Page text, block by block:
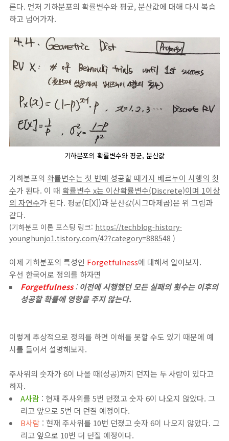
른다. 먼저 기하분포의 확률변수와 평균, 분산값에 대해 다시 복습
하고 넘어가자.
기하분포의 확률변수와 평균, 분산값
기하분포의 확률변수는 첫 번째 성공할 때가지 베르누이 시행의 횟
수가 된다. 이 때 확률변수 x는 이산확률변수(Discrete)이며 1이상
의 자연수가 된다. 평균(E[X])과 분산값(시그마제곱)은 위 그림과
같다.
(기하분포 이론 포스팅 링크: https://techblog-history-
younghunjo1.tistory.com/42?category=888548 )
이제 기하분포의 특성인 Forgetfulness에 대해서 알아보자.
우선 한국어로 정의를 하자면
Forgetfulness:이전에 시행했던 모든 실패의 횟수는 이후의
성공할 확률에 영향을 주지 않는다.
이렇게 추상적으로 정의를 하면 이해를 못할 수도 있기 때문에 예
시를 들어서 설명해보자.
주사위의 숫자가 6이 나올 때(성공)까지 던지는 두 사람이 있다고
하자.
A사람 : 현재 주사위를 5번 던졌고 숫자 6이 나오지 않았다. 그
리고 앞으로 5번 더 던질 예정이다.
B사람 : 현재 주사위를 10번 던졌고 숫자 6이 나오지 않았다. 그
리고 앞으로 10번 더 던질 예정이다.